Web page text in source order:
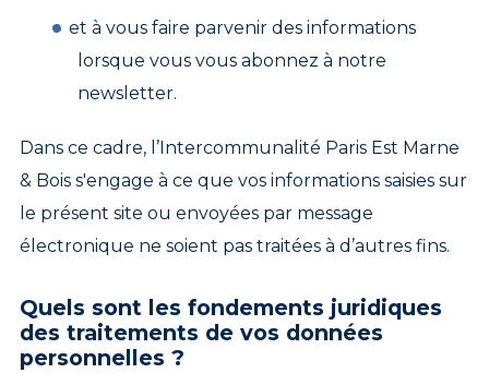
et à vous faire parvenir des informations
lorsque vous vous abonnez à notre
newsletter.
Dans ce cadre, l’Intercommunalité Paris Est Marne
& Bois s'engage à ce que vos informations saisies sur
le présent site ou envoyées par message
électronique ne soient pas traitées à d’autres fins.
Quels sont les fondements juridiques
des traitements de vos données
personnelles ?